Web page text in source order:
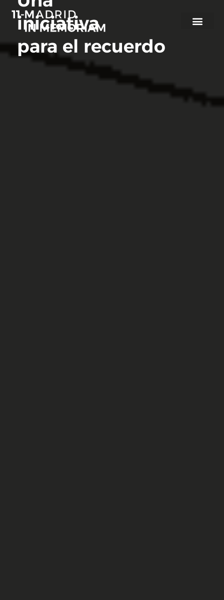
contenidoiniciativa
para el recuerdo